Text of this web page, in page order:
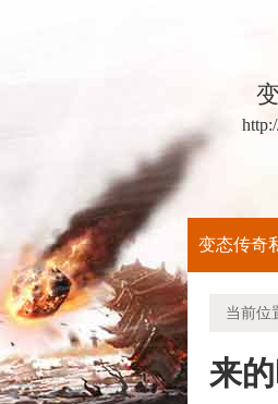
变态传奇
当前位
来